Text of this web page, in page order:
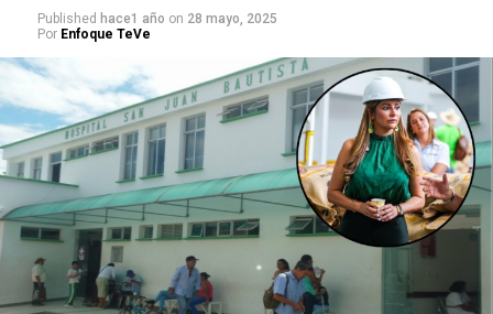
Published hace1 año on 28 mayo, 2025
Por Enfoque TeVe